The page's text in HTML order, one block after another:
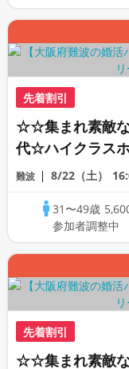
先着割引
☆☆集まれ素敵な
代☆ハイクラス
落なバーダイニ
難波 8/22（土）
31〜49歳
参加者調整中
先着割引
☆☆集まれ素敵な